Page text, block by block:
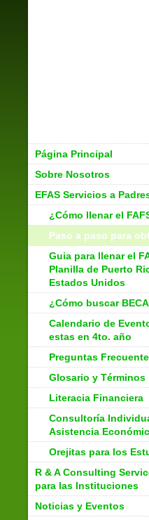
Página Principal
Sobre Nosotros
EFAS Servicios a
¿Cómo llenar el
Paso a paso para
Guia para llenar el
Planilla de Puerto
Estados Unidos
¿Cómo buscar
Calendario de
estas en 4to. año
Preguntas
Glosario y Términos
Literacia Financiera
Consultoría
Asistencia
Orejitas para los
R & A Consulting
para las Instituciones
Noticias y Eventos